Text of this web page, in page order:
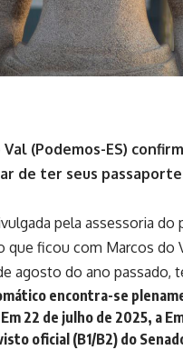
(Podemos-ES)
de ter seus
pela assessoria do
ficou com Marcos do
agosto do ano
encontra-se
22 de julho de 2025, a
oficial (B1/B2) do